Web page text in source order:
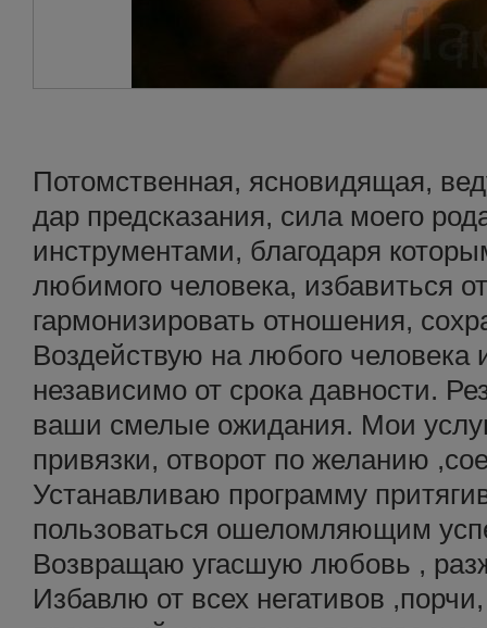
Потомственная, ясновидящая,
дар предсказания, сила моего
инструментами, благодаря
любимого человека, избавиться
гармонизировать отношения,
Воздействую на любого
независимо от срока давности.
ваши смелые ожидания. Мои
привязки, отворот по желанию
Устанавливаю программу
пользоваться ошеломляющим
Возвращаю угасшую любовь ,
Избавлю от всех негативов